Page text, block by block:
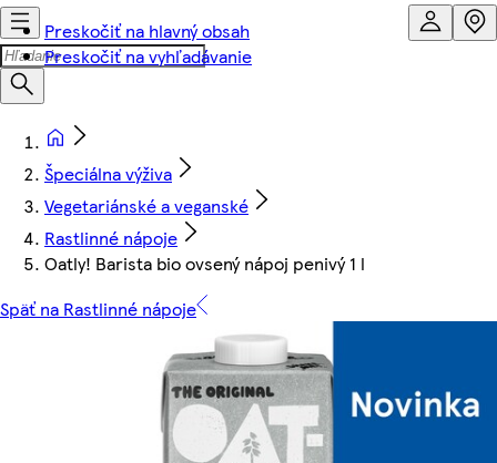
Preskočiť na hlavný obsah
Preskočiť na vyhľadávanie
Špeciálna výživa
Vegetariánské a veganské
Rastlinné nápoje
Oatly! Barista bio ovsený nápoj penivý 1 l
Späť na Rastlinné nápoje